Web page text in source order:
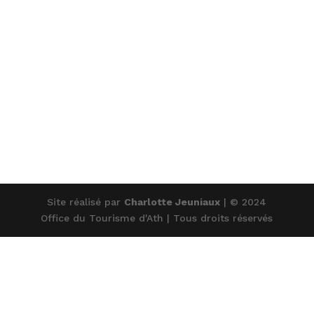
Site réalisé par Charlotte Jeuniaux | © 2024
Office du Tourisme d'Ath | Tous droits réservés